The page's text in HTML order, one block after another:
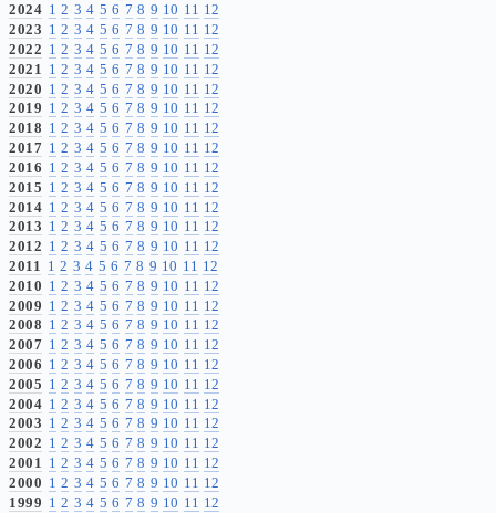
2024 1 2 3 4 5 6 7 8 9 10 11 12
2023 1 2 3 4 5 6 7 8 9 10 11 12
2022 1 2 3 4 5 6 7 8 9 10 11 12
2021 1 2 3 4 5 6 7 8 9 10 11 12
2020 1 2 3 4 5 6 7 8 9 10 11 12
2019 1 2 3 4 5 6 7 8 9 10 11 12
2018 1 2 3 4 5 6 7 8 9 10 11 12
2017 1 2 3 4 5 6 7 8 9 10 11 12
2016 1 2 3 4 5 6 7 8 9 10 11 12
2015 1 2 3 4 5 6 7 8 9 10 11 12
2014 1 2 3 4 5 6 7 8 9 10 11 12
2013 1 2 3 4 5 6 7 8 9 10 11 12
2012 1 2 3 4 5 6 7 8 9 10 11 12
2011 1 2 3 4 5 6 7 8 9 10 11 12
2010 1 2 3 4 5 6 7 8 9 10 11 12
2009 1 2 3 4 5 6 7 8 9 10 11 12
2008 1 2 3 4 5 6 7 8 9 10 11 12
2007 1 2 3 4 5 6 7 8 9 10 11 12
2006 1 2 3 4 5 6 7 8 9 10 11 12
2005 1 2 3 4 5 6 7 8 9 10 11 12
2004 1 2 3 4 5 6 7 8 9 10 11 12
2003 1 2 3 4 5 6 7 8 9 10 11 12
2002 1 2 3 4 5 6 7 8 9 10 11 12
2001 1 2 3 4 5 6 7 8 9 10 11 12
2000 1 2 3 4 5 6 7 8 9 10 11 12
1999 1 2 3 4 5 6 7 8 9 10 11 12